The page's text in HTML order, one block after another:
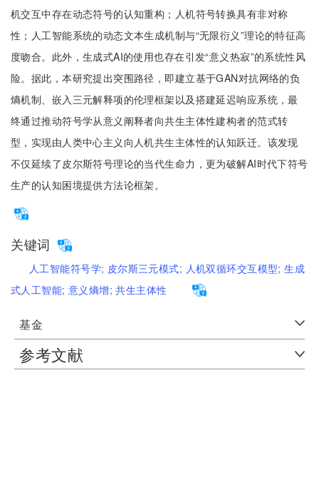
机交互中存在动态符号的认知重构；人机符号转换具有非对称
性；人工智能系统的动态文本生成机制与“无限衍义”理论的特征高
度吻合。此外，生成式AI的使用也存在引发“意义热寂”的系统性风
险。据此，本研究提出突围路径，即建立基于GAN对抗网络的负
熵机制、嵌入三元解释项的伦理框架以及搭建延迟响应系统，最
终通过推动符号学从意义阐释者向共生主体性建构者的范式转
型，实现由人类中心主义向人机共生主体性的认知跃迁。该发现
不仅延续了皮尔斯符号理论的当代生命力，更为破解AI时代下符号
生产的认知困境提供方法论框架。
关键词
人工智能符号学; 皮尔斯三元模式; 人机双循环交互模型;生成
式人工智能; 意义熵增;共生主体性
基金
参考文献